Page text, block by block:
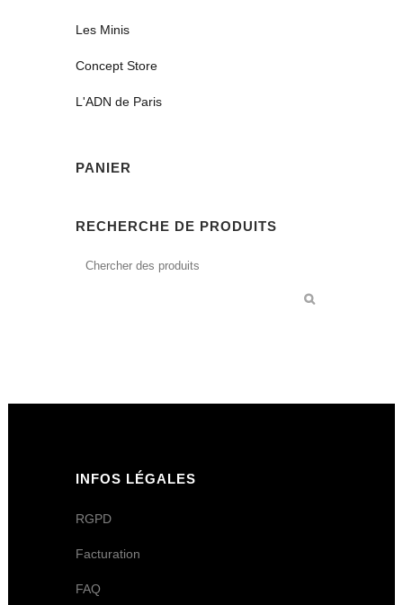
Les Minis
Concept Store
L'ADN de Paris
PANIER
RECHERCHE DE PRODUITS
INFOS LÉGALES
RGPD
Facturation
FAQ